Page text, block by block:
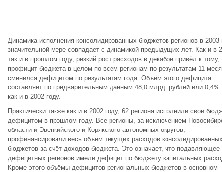
Динамика исполнения консолидированных бюджетов регионов в 2003
значительной мере совпадает с динамикой предыдущих лет. Как и в
так и в прошлом году, резкий рост расходов в декабре привёл к тому,
профицит бюджета в целом по всем регионам по результатам 11
сменился дефицитом по результатам года. Объём этого дефицита
составляет по предварительным данным 48,0 млрд. рублей или
как и в 2002 году.
Практически также как и в 2002 году, 62 региона исполнили свои
дефицитом в прошлом году. Все регионы, за исключением
области и Эвенкийского и Корякского автономных округов,
профинансировали весь объём текущих расходов консолидированных
бюджетов за счёт доходов бюджета. Это означает, что подавляющее
дефицитных регионов имели дефицит по бюджету капитальных
Кроме этого объёмы дефицитов региональных бюджетов в основном